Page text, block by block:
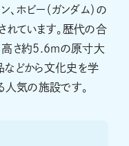
、ホビー（ガンダム）の
れています。歴代の合
高さ約5.6ｍの原寸大
などから文化史を学
人気の施設です。